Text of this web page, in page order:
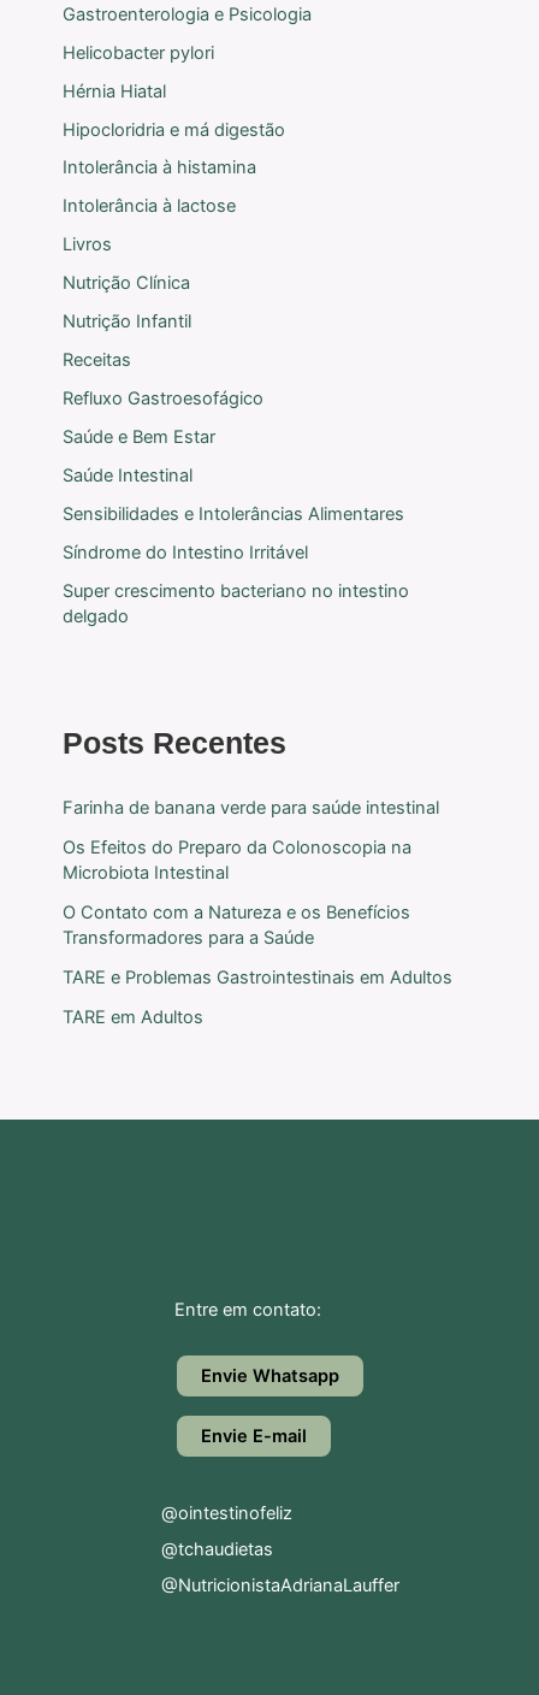
Gastroenterologia e Psicologia
Helicobacter pylori
Hérnia Hiatal
Hipocloridria e má digestão
Intolerância à histamina
Intolerância à lactose
Livros
Nutrição Clínica
Nutrição Infantil
Receitas
Refluxo Gastroesofágico
Saúde e Bem Estar
Saúde Intestinal
Sensibilidades e Intolerâncias Alimentares
Síndrome do Intestino Irritável
Super crescimento bacteriano no intestino
delgado
Posts Recentes
Farinha de banana verde para saúde intestinal
Os Efeitos do Preparo da Colonoscopia na
Microbiota Intestinal
O Contato com a Natureza e os Benefícios
Transformadores para a Saúde
TARE e Problemas Gastrointestinais em Adultos
TARE em Adultos
Entre em contato:
Envie Whatsapp
Envie E-mail
@ointestinofeliz
@tchaudietas
@NutricionistaAdrianaLauffer